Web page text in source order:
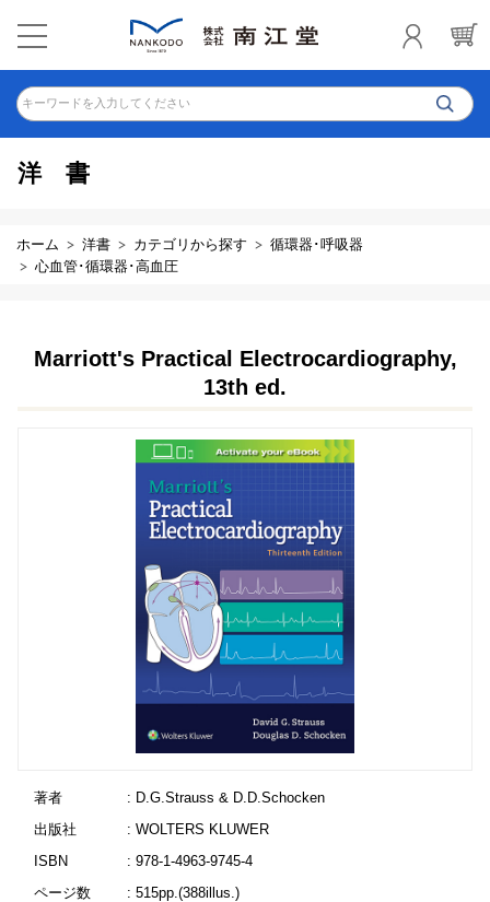
キーワードを入力してください
洋書
ホーム 洋書 カテゴリから探す
循環器･呼吸器
心血管･循環器･高血圧
Marriott's Practical Electrocardiography,
13th ed.
著者
: D.G.Strauss & D.D.Schocken
出版社
: WOLTERS KLUWER
ISBN
: 978-1-4963-9745-4
ページ数
: 515pp.(388illus.)